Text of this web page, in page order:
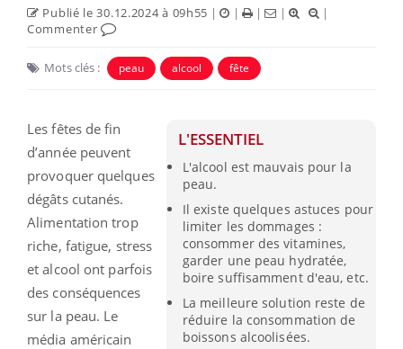
Publié le 30.12.2024 à 09h55 | | | |
|
Commenter
Mots clés : peau alcool fête
L'ESSENTIEL
L'alcool est mauvais pour la
peau.
Il existe quelques astuces pour
limiter les dommages :
consommer des vitamines,
garder une peau hydratée,
boire suffisamment d'eau, etc.
La meilleure solution reste de
réduire la consommation de
boissons alcoolisées.
Les fêtes de fin
d’année peuvent
provoquer quelques
dégâts cutanés.
Alimentation trop
riche, fatigue, stress
et alcool ont parfois
des conséquences
sur la peau. Le
média américain